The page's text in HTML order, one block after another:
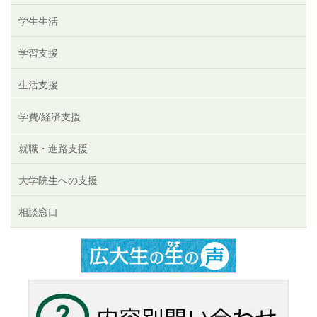
学生生活
学習支援
生活支援
学費/経済支援
就職・進路支援
大学院生への支援
相談窓口